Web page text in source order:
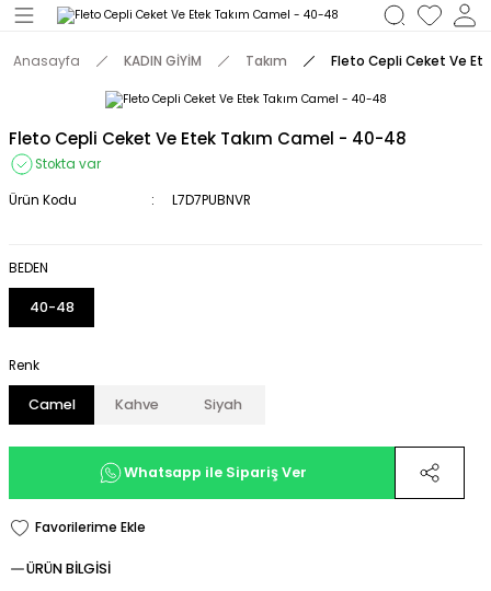
Anasayfa KADIN GİYİM Takım Fleto Cepli Ceket Ve
Fleto Cepli Ceket Ve Etek Takım Camel - 40-48
Stokta var
Ürün Kodu L7D7PUBNVR
BEDEN
40-48
Renk
Camel Kahve Siyah
Whatsapp ile Sipariş Ver
ÜRÜN BİLGİSİ